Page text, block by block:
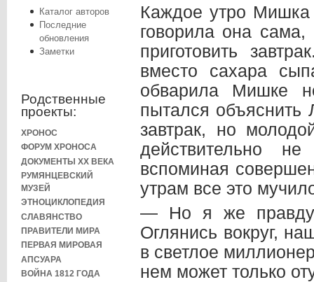
Каталог авторов
Последние
обновления
Заметки
Родственные
проекты:
ХРОНОС
ФОРУМ ХРОНОСА
ДОКУМЕНТЫ XX ВЕКА
РУМЯНЦЕВСКИЙ
МУЗЕЙ
ЭТНОЦИКЛОПЕДИЯ
СЛАВЯНСТВО
ПРАВИТЕЛИ МИРА
ПЕРВАЯ МИРОВАЯ
АПСУАРА
ВОЙНА 1812 ГОДА
Каждое утро Мишка
говорила она
приготовить
вместо сахара
обварила Мишке
пытался объяснить
завтрак, но
действительно
вспоминая
утрам все это
— Но я же правду
Оглянись вокруг,
в светлое
нем может только